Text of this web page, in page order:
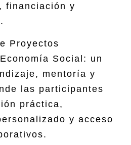
financiación y
Proyectos
Social: un
mentoría y
las participantes
práctica,
y acceso